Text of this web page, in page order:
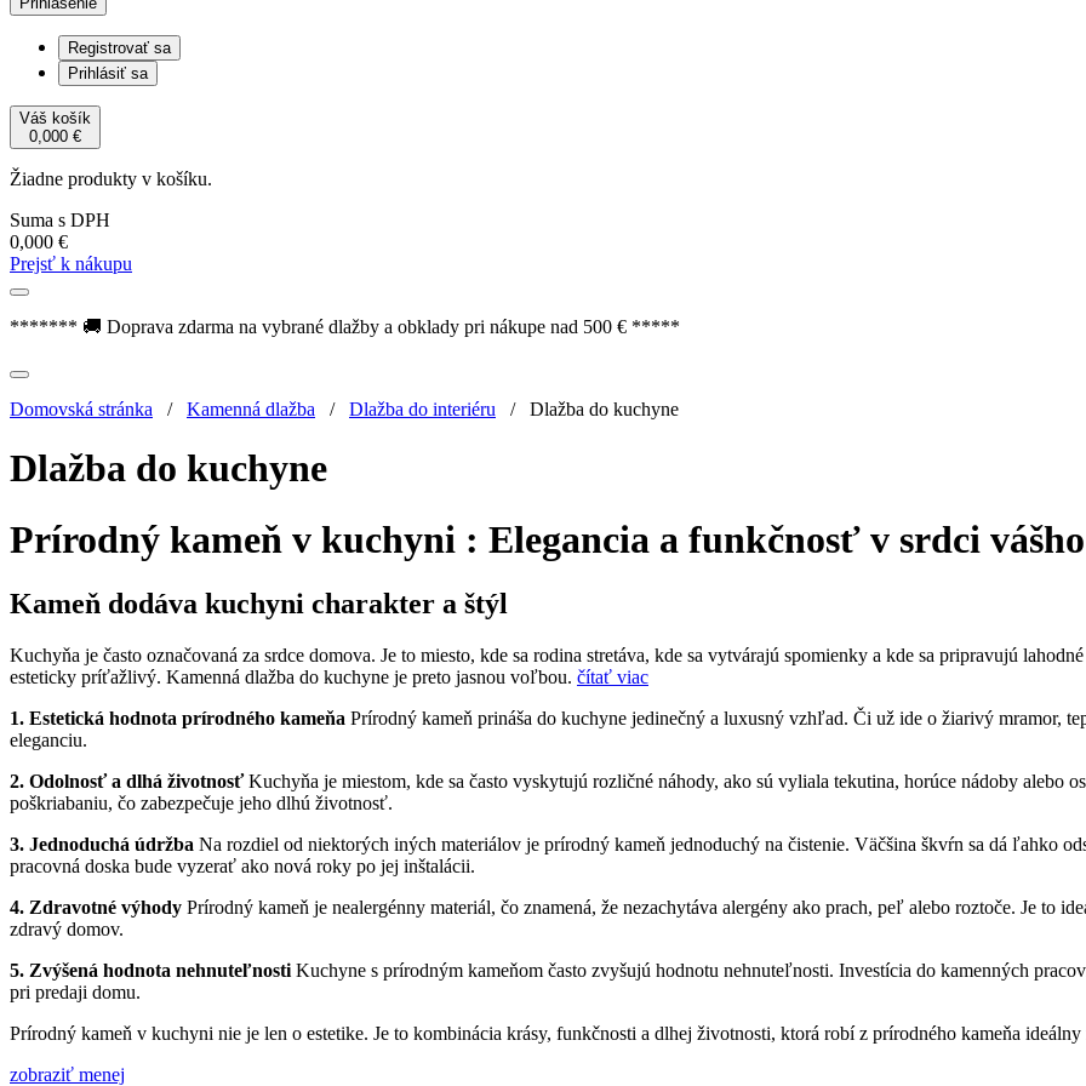
Registrovať sa
Prihlásiť sa
Váš košík
0,000 €
Žiadne produkty v košíku.
Suma s DPH
0,000 €
Prejsť k nákupu
******* 🚚 Doprava zdarma na vybrané dlažby a obklady pri nákupe nad 500 € *****
Domovská stránka / Kamenná dlažba / Dlažba do interiéru / Dlažba do kuchyne
Dlažba do kuchyne
Prírodný kameň v kuchyni : Elegancia a funkčnosť v srdci
Kameň dodáva kuchyni charakter a štýl
Kuchyňa je často označovaná za srdce domova. Je to miesto, kde sa rodina stretáva, kde sa vytvárajú spomienky a kde sa pripravujú
esteticky príťažlivý. Kamenná dlažba do kuchyne je preto jasnou voľbou. čítať viac
1. Estetická hodnota prírodného kameňa Prírodný kameň prináša do kuchyne jedinečný a luxusný vzhľad. Či už ide o žiarivý mramor,
eleganciu.
2. Odolnosť a dlhá životnosťKuchyňa je miestom, kde sa často vyskytujú rozličné náhody, ako sú vyliala tekutina, horúce nádoby alebo
poškriabaniu, čo zabezpečuje jeho dlhú životnosť.
3. Jednoduchá údržba Na rozdiel od niektorých iných materiálov je prírodný kameň jednoduchý na čistenie. Väčšina škvŕn sa dá ľahko
pracovná doska bude vyzerať ako nová roky po jej inštalácii.
4. Zdravotné výhody Prírodný kameň je nealergénny materiál, čo znamená, že nezachytáva alergény ako prach, peľ alebo roztoče. Je to
zdravý domov.
5. Zvýšená hodnota nehnuteľnosti Kuchyne s prírodným kameňom často zvyšujú hodnotu nehnuteľnosti. Investícia do kamenných
pri predaji domu.
Prírodný kameň v kuchyni nie je len o estetike. Je to kombinácia krásy, funkčnosti a dlhej životnosti, ktorá robí z prírodného kameňa ideálny
zobraziť menej